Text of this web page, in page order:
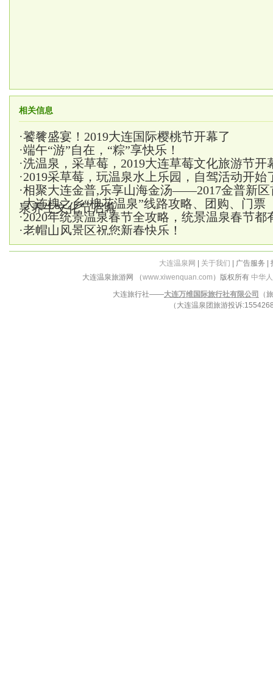
相关信息
·饕餮盛宴！2019大连国际樱桃节开幕了
·端午“游”自在，“粽”享快乐！
·洗温泉，采草莓，2019大连草莓文化旅游节开
·2019采草莓，玩温泉水上乐园，自驾活动开始
·相聚大连金普,乐享山海金汤——2017金普新区
泉养生文化节启幕
·大连槐之乡“槐花温泉”线路攻略、团购、门票
·2020年统景温泉春节全攻略，统景温泉春节都
·老帽山风景区祝您新春快乐！
大连温泉网 关于我们 | 广告服务 |
大连温泉旅游网 （www.xiwenquan.com ）版权所有 中华
大连旅行社——大连万维国际旅行社有限公司
（
（大连温泉团旅游投诉